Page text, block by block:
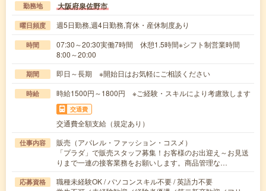
勤務地 大阪府泉佐野市
曜日頻度 週5日勤務,週4日勤務,育休・産休制度あり
時間
07:30～20:30実働7時間 休憩1.5時間※シフト制営業時間
8:00～20:00
期間 即日～長期 ※開始日はお気軽にご相談ください
時給 時給1500円～1800円 ※ご経験・スキルにより考慮致します
交通費
交通費全額支給（規定あり）
仕事内容
販売（アパレル・ファッション・コスメ）
「プラダ」で販売スタッフ募集！お客様のお出迎え～お見送
りまで一連の接客業務をお願いします。商品管理な…
応募資格
職種未経験OK / パソコンスキル不要 / 英語力不要